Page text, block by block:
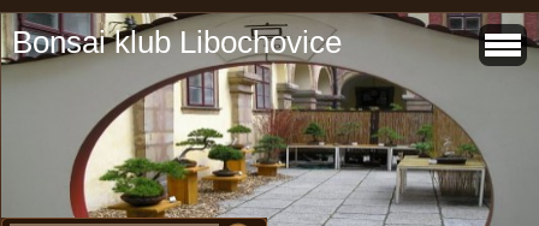
Bonsai klub Libochovice